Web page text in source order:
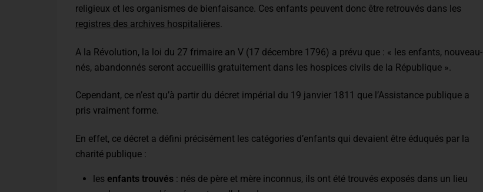
religieux et les organismes de bienfaisance. Ces enfants peuvent donc être retrouvés dans les
registres des archives hospitalières.
A la Révolution, la loi du 27 frimaire an V (17 décembre 1796) a prévu que : « les enfants, nouveau-
nés, abandonnés seront accueillis gratuitement dans les hospices civils de la République ».
Cependant, ce n’est qu’à partir du décret impérial du 19 janvier 1811 que l’Assistance publique a
pris vraiment forme.
En effet, ce décret a défini précisément les catégories d’enfants qui devaient être éduqués par la
charité publique :
les enfants trouvés : nés de père et mère inconnus, ils ont été trouvés exposés dans un lieu